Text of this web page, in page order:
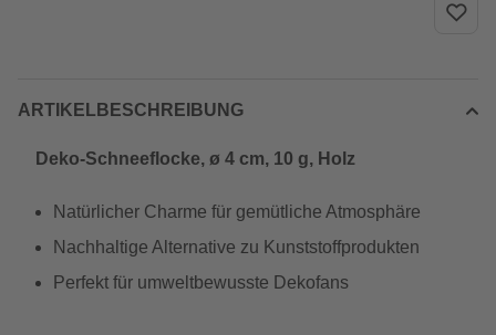
ARTIKELBESCHREIBUNG
Deko-Schneeflocke, ø 4 cm, 10 g, Holz
Natürlicher Charme für gemütliche Atmosphäre
Nachhaltige Alternative zu Kunststoffprodukten
Perfekt für umweltbewusste Dekofans